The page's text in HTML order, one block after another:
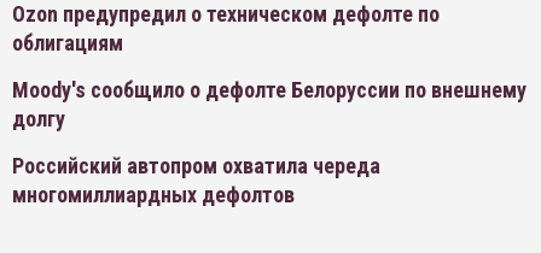
Ozon предупредил о техническом дефолте по
облигациям
Moody's сообщило о дефолте Белоруссии по внешнему
долгу
Российский автопром охватила череда
многомиллиардных дефолтов